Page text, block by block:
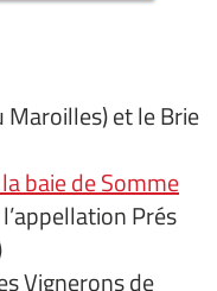
Maroilles) et le Brie
baie de Somme
Prés
Vignerons de